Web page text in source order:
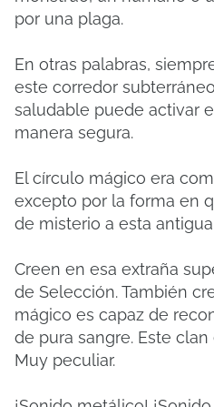
por una plaga.
En otras palabras,
este corredor
saludable puede activar
manera segura.
El círculo mágico era
excepto por la forma en
de misterio a esta
Creen en esa extraña
de Selección. También
mágico es capaz de
de pura sangre. Este clan
Muy peculiar.